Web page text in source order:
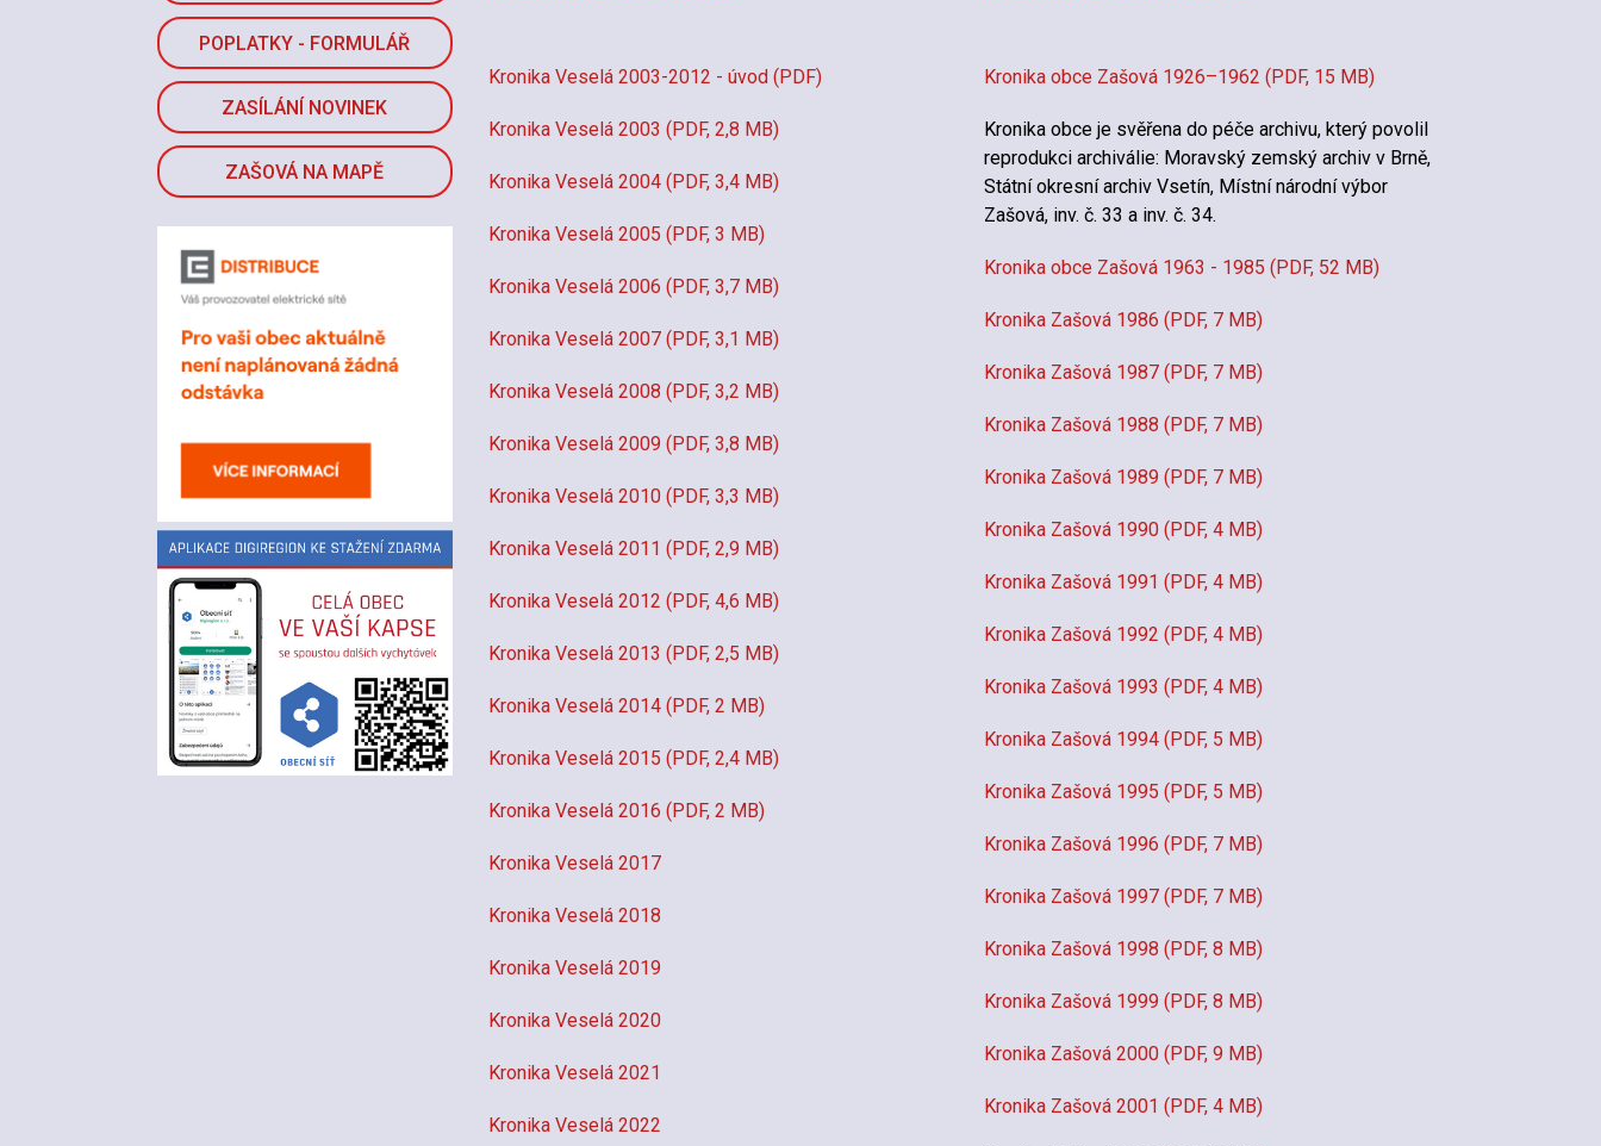
POPLATKY - FORMULÁŘ
ZASÍLÁNÍ NOVINEK
ZAŠOVÁ NA MAPĚ
Kronika Veselá 2003-2012 - úvod (PDF)
Kronika Veselá 2003 (PDF, 2,8 MB)
Kronika Veselá 2004 (PDF, 3,4 MB)
Kronika Veselá 2005 (PDF, 3 MB)
Kronika Veselá 2006 (PDF, 3,7 MB)
Kronika Veselá 2007 (PDF, 3,1 MB)
Kronika Veselá 2008 (PDF, 3,2 MB)
Kronika Veselá 2009 (PDF, 3,8 MB)
Kronika Veselá 2010 (PDF, 3,3 MB)
Kronika Veselá 2011 (PDF, 2,9 MB)
Kronika Veselá 2012 (PDF, 4,6 MB)
Kronika Veselá 2013 (PDF, 2,5 MB)
Kronika Veselá 2014 (PDF, 2 MB)
Kronika Veselá 2015 (PDF, 2,4 MB)
Kronika Veselá 2016 (PDF, 2 MB)
Kronika Veselá 2017
Kronika Veselá 2018
Kronika Veselá 2019
Kronika Veselá 2020
Kronika Veselá 2021
Kronika Veselá 2022
Kronika obce Zašová 1926–1962 (PDF, 15 MB)
Kronika obce je svěřena do péče archivu, který povolil
reprodukci archiválie: Moravský zemský archiv v Brně,
Státní okresní archiv Vsetín, Místní národní výbor
Zašová, inv. č. 33 a inv. č. 34.
Kronika obce Zašová 1963 - 1985 (PDF, 52 MB)
Kronika Zašová 1986 (PDF, 7 MB)
Kronika Zašová 1987 (PDF, 7 MB)
Kronika Zašová 1988 (PDF, 7 MB)
Kronika Zašová 1989 (PDF, 7 MB)
Kronika Zašová 1990 (PDF, 4 MB)
Kronika Zašová 1991 (PDF, 4 MB)
Kronika Zašová 1992 (PDF, 4 MB)
Kronika Zašová 1993 (PDF, 4 MB)
Kronika Zašová 1994 (PDF, 5 MB)
Kronika Zašová 1995 (PDF, 5 MB)
Kronika Zašová 1996 (PDF, 7 MB)
Kronika Zašová 1997 (PDF, 7 MB)
Kronika Zašová 1998 (PDF, 8 MB)
Kronika Zašová 1999 (PDF, 8 MB)
Kronika Zašová 2000 (PDF, 9 MB)
Kronika Zašová 2001 (PDF, 4 MB)